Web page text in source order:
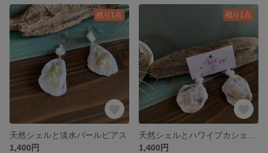
残り1点
天然シェルと淡水パールピアス
1,400円
残り1点
1,400円